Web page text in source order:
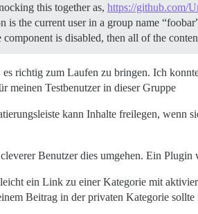
this together as, https://github.com/
is the current user in a group name
component is disabled, then all of the
es richtig zum Laufen zu bringen. Ich
meinen Testbenutzer in dieser Gruppe
kann Inhalte freilegen, wenn
Benutzer dies umgehen. Ein
ein Link zu einer Kategorie mit
Beitrag in der privaten Kategorie